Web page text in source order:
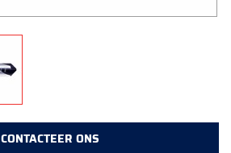
CONTACTEER ONS